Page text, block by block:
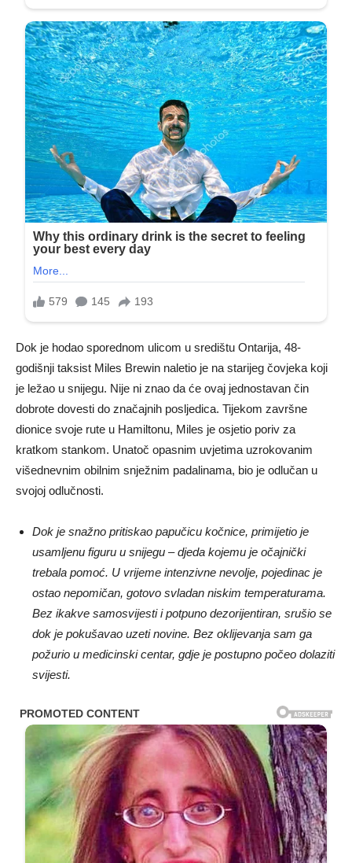
Dok je hodao sporednom ulicom u središtu Ontarija, 48-
godišnji taksist Miles Brewin naletio je na starijeg čovjeka koji
je ležao u snijegu. Nije ni znao da će ovaj jednostavan čin
dobrote dovesti do značajnih posljedica. Tijekom završne
dionice svoje rute u Hamiltonu, Miles je osjetio poriv za
kratkom stankom. Unatoč opasnim uvjetima uzrokovanim
višednevnim obilnim snježnim padalinama, bio je odlučan u
svojoj odlučnosti.
Dok je snažno pritiskao papučicu kočnice, primijetio je
usamljenu figuru u snijegu – djeda kojemu je očajnički
trebala pomoć. U vrijeme intenzivne nevolje, pojedinac je
ostao nepomičan, gotovo svladan niskim temperaturama.
Bez ikakve samosvijesti i potpuno dezorijentiran, srušio se
dok je pokušavao uzeti novine. Bez oklijevanja sam ga
požurio u medicinski centar, gdje je postupno počeo dolaziti
svijesti.